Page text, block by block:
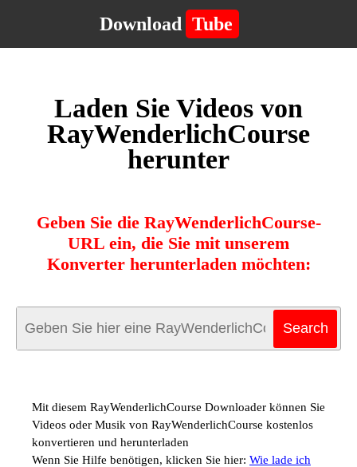
Download Tube
Laden Sie Videos von
RayWenderlichCourse
herunter
Geben Sie die RayWenderlichCourse-
URL ein, die Sie mit unserem
Konverter herunterladen möchten:
Mit diesem RayWenderlichCourse Downloader können Sie
Videos oder Musik von RayWenderlichCourse kostenlos
konvertieren und herunterladen
Wenn Sie Hilfe benötigen, klicken Sie hier: Wie lade ich